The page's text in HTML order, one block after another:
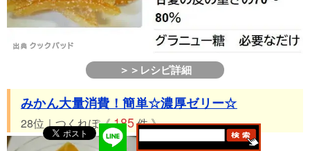
＞＞レシピ詳細
みかん大量消費！簡単☆濃厚ゼリー☆
28位｜つくれぽ《185件 》